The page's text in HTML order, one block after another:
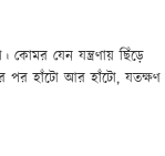
যেন যন্ত্রণায় ছিঁড়ে
পর হাঁটো আর হাঁটো, যতক্ষণ